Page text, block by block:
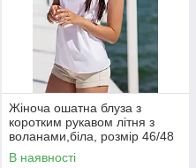
Жіноча ошатна блуза з
коротким рукавом літня з
воланами,біла, розмір 46/48
В наявності